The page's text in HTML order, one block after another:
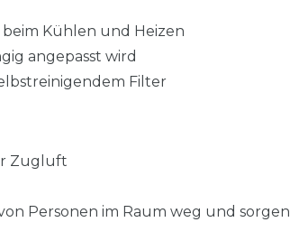
beim Kühlen und Heizen
angepasst wird
Filter
Zugluft
Personen im Raum weg und sorgen